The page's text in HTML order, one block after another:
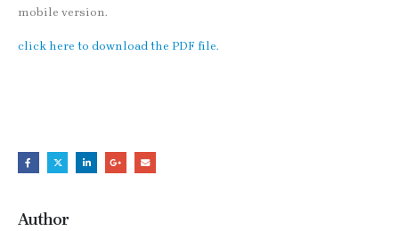
mobile version.
click here to download the PDF file.
Author